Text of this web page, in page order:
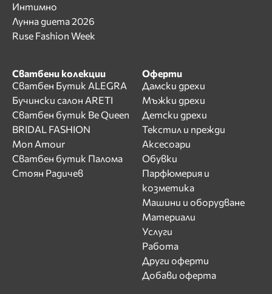
Интимно
Лунна диета 2026
Ruse Fashion Week
Сватбени колекции
Сватбен Бутик ALEGRA
Бучински салон ARETI
Сватбен бутик Be Queen
BRIDAL FASHION
Mon Amour
Сватбен бутик Палома
Стоян Радичев
Оферти
Дамски дрехи
Мъжки дрехи
Детски дрехи
Текстил и прежди
Аксесоари
Обувки
Парфюмерия и
козметика
Машини и оборудване
Материали
Услуги
Работа
Други оферти
Добави оферта